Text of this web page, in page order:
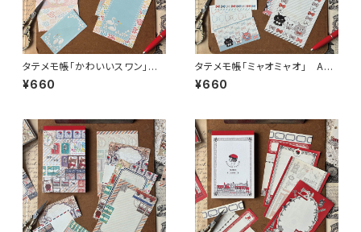
タテメモ帳「かわいいスワン」 A
N103-0059 メモ帳 手帳リ
フィル（穴なし） ミニ6 M6
¥660
タテメモ帳「ミャオミャオ」 AN1
03-0077 メモ帳 手帳リフィ
ル（穴なし） ミニ6 M6
¥660